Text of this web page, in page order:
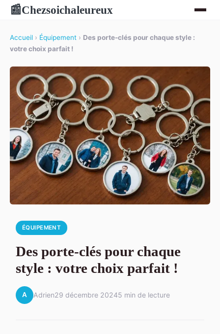
📰Chezsoichaleureux
Accueil › Équipement › Des porte-clés pour chaque style :
votre choix parfait !
ÉQUIPEMENT
Des porte-clés pour chaque
style : votre choix parfait !
A Adrien29 décembre 20245 min de lecture